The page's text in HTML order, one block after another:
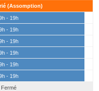
(Assomption)
- 19h
- 19h
- 19h
- 19h
- 19h
- 19h
Fermé